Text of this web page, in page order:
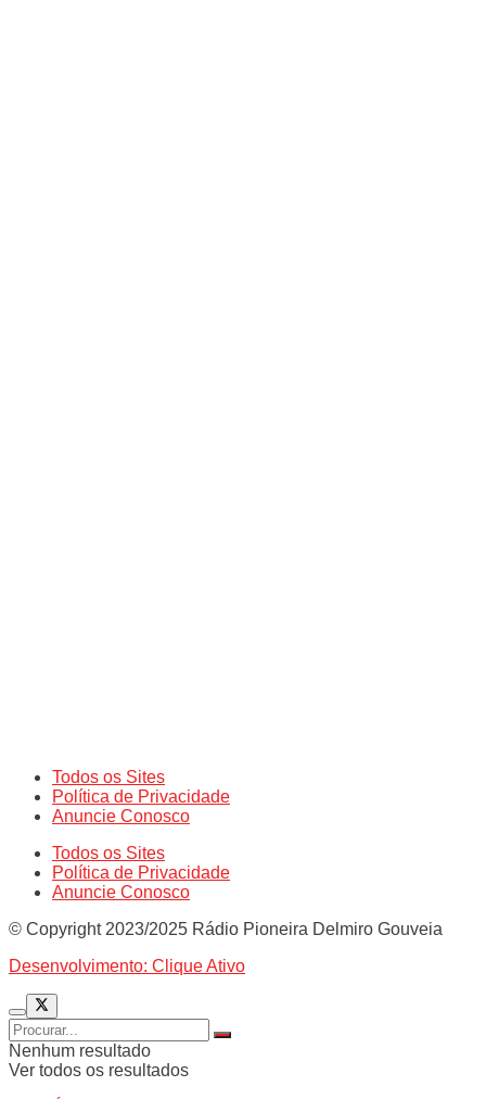
Todos os Sites
Política de Privacidade
Anuncie Conosco
Todos os Sites
Política de Privacidade
Anuncie Conosco
© Copyright 2023/2025 Rádio Pioneira Delmiro Gouveia
Desenvolvimento: Clique Ativo
Nenhum resultado
Ver todos os resultados